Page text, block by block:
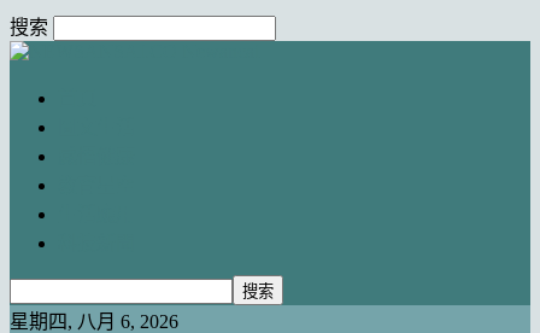
搜索
星期四, 八月 6, 2026